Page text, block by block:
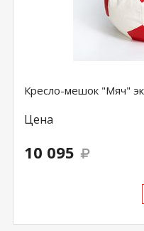
Кресло-мешок "Мяч"
Цена
10 095